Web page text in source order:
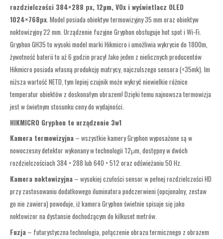
rozdzielczości 384×288 px, 12µm, VOx i wyświetlacz OLED
1024×768px . Model posiada obiektyw termowizyjny 35 mm oraz obiektyw
noktowizyjny 22 mm. Urządzenie fuzyjne Gryphon obsługuje hot spot i Wi-Fi.
Gryphon GH35 to wysoki model marki Hikmicro i umożliwia wykrycie do 1800m,
żywotność baterii to aż 6 godzin pracy! Jako jeden z nielicznych producentów
Hikmicro posiada własną produkcję matrycy, najczulszego sensora (<35mk). Im
niższa wartość NETD, tym lepiej czujnik może wykryć niewielkie różnice
temperatur obiektów z doskonałym obrazem! Dzięki temu najnowsza termowizja
jest w świetnym stosunku ceny do wydajności.
HIKMICRO Gryphon to urządzenie 3w1
Kamera termowizyjna – wszystkie kamery Gryphon wyposażone są w
nowoczesny detektor wykonany w technologii 12μm, dostępny w dwóch
rozdzielczościach 384 × 288 lub 640 × 512 oraz odświeżaniu 50 Hz.
Kamera noktowizyjna – wysokiej czułości sensor w pełnej rozdzielczości HD
przy zastosowaniu dodatkowego iluminatora podczerwieni (opcjonalny, zestaw
go nie zawiera) powoduje, iż kamera Gryphon świetnie spisuje się jako
noktowizor na dystansie dochodzącym do kilkuset metrów.
Fuzja – futurystyczna technologia, połączenie obrazu termicznego z obrazem